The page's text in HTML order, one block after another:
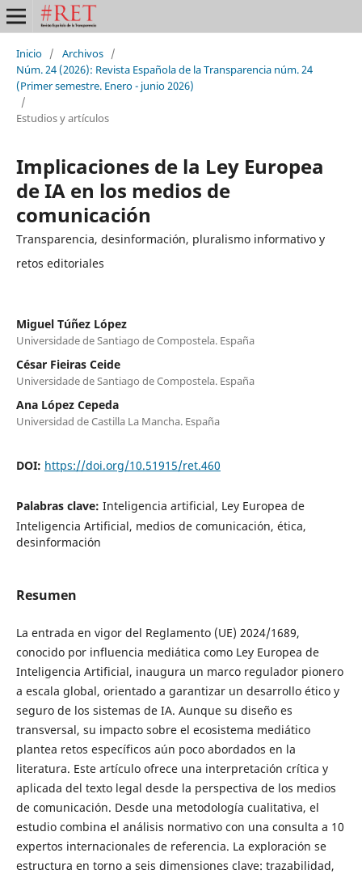
Inicio / Archivos /
Núm. 24 (2026): Revista Española de la Transparencia núm. 24
(Primer semestre. Enero - junio 2026)
/
Estudios y artículos
Implicaciones de la Ley Europea
de IA en los medios de
comunicación
Transparencia, desinformación, pluralismo informativo y
retos editoriales
Miguel Túñez López
Universidade de Santiago de Compostela. España
César Fieiras Ceide
Universidade de Santiago de Compostela. España
Ana López Cepeda
Universidad de Castilla La Mancha. España
DOI: https://doi.org/10.51915/ret.460
Palabras clave: Inteligencia artificial, Ley Europea de
Inteligencia Artificial, medios de comunicación, ética,
desinformación
Resumen
La entrada en vigor del Reglamento (UE) 2024/1689,
conocido por influencia mediática como Ley Europea de
Inteligencia Artificial, inaugura un marco regulador pionero
a escala global, orientado a garantizar un desarrollo ético y
seguro de los sistemas de IA. Aunque su diseño es
transversal, su impacto sobre el ecosistema mediático
plantea retos específicos aún poco abordados en la
literatura. Este artículo ofrece una interpretación crítica y
aplicada del texto legal desde la perspectiva de los medios
de comunicación. Desde una metodología cualitativa, el
estudio combina el análisis normativo con una consulta a 10
expertos internacionales de referencia. La exploración se
estructura en torno a seis dimensiones clave: trazabilidad,